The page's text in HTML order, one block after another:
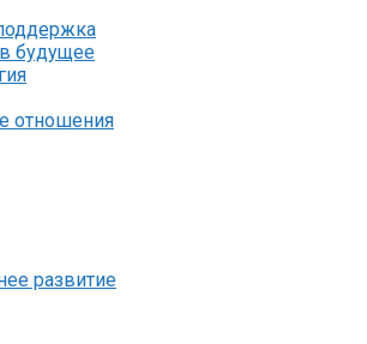
будущее
отношения
развитие